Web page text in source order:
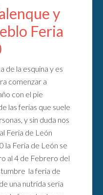
y
Feria
de la esquina y es
comenzar a
con el pie
las ferias que suele
y sin duda nos
Feria de León
la Feria de León se
al 4 de Febrero del
la feria de
una nutrida seria